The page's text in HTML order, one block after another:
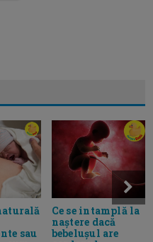
sau
Ce se intamplă la
naștere dacă
bebelușul are